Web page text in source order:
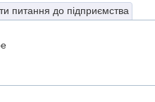
питання до підприємства